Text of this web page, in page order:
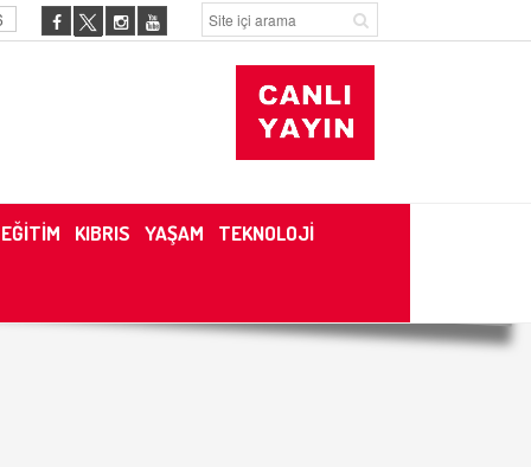
EĞİTİM KIBRIS YAŞAM TEKNOLOJİ